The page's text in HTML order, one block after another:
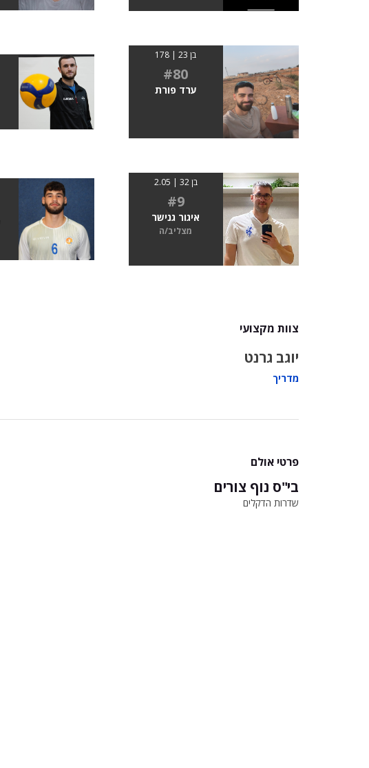
בן 23 | 178
#80
ערד פורת
בן 32 | 2.05
#9
איגור גנישר
מצליב/ה
צוות מקצועי
יוגב גרנט
מדריך
פרטי אולם
בי"ס נוף צורים
שדרות הדקלים